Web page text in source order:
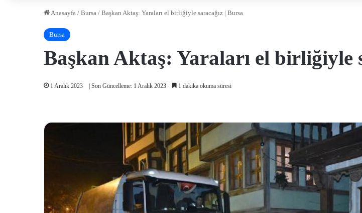
Anasayfa / Bursa / Başkan Aktaş: Yaraları el birliğiyle saracağız | Bursa
Bursa
Başkan Aktaş: Yaraları el birliğiyle
1 Aralık 2023 | Son Güncelleme: 1 Aralık 2023 1 dakika okuma süresi